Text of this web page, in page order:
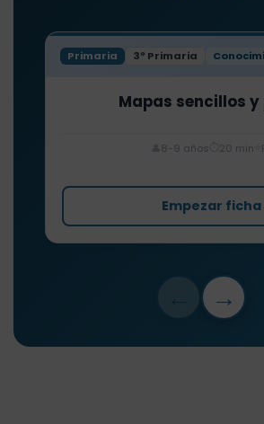
Primaria 3º Primaria
Mapas sencillos y
8-9 años 20 min
Empezar ficha
→